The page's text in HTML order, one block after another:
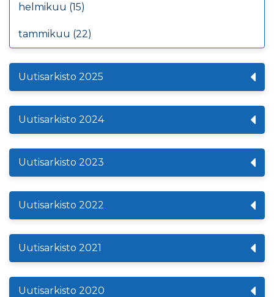
helmikuu (15)
tammikuu (22)
Uutisarkisto 2025
Uutisarkisto 2024
Uutisarkisto 2023
Uutisarkisto 2022
Uutisarkisto 2021
Uutisarkisto 2020